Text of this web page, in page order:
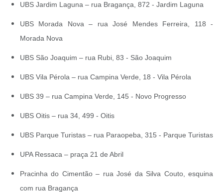
UBS Jardim Laguna – rua Bragança, 872 - Jardim Laguna
UBS Morada Nova – rua José Mendes Ferreira, 118 -
Morada Nova
UBS São Joaquim – rua Rubi, 83 - São Joaquim
UBS Vila Pérola – rua Campina Verde, 18 - Vila Pérola
UBS 39 – rua Campina Verde, 145 - Novo Progresso
UBS Oitis – rua 34, 499 - Oitis
UBS Parque Turistas – rua Paraopeba, 315 - Parque Turistas
UPA Ressaca – praça 21 de Abril
Pracinha do Cimentão – rua José da Silva Couto, esquina
com rua Bragança